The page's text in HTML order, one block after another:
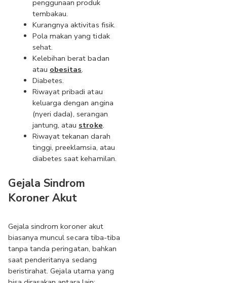
penggunaan produk
tembakau.
Kurangnya aktivitas fisik.
Pola makan yang tidak
sehat.
Kelebihan berat badan
atau obesitas.
Diabetes.
Riwayat pribadi atau
keluarga dengan angina
(nyeri dada), serangan
jantung, atau stroke.
Riwayat tekanan darah
tinggi, preeklamsia, atau
diabetes saat kehamilan.
Gejala Sindrom
Koroner Akut
Gejala sindrom koroner akut
biasanya muncul secara tiba-tiba
tanpa tanda peringatan, bahkan
saat penderitanya sedang
beristirahat. Gejala utama yang